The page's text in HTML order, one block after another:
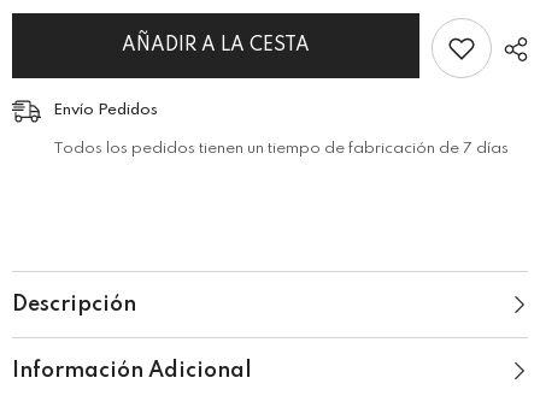
la
cantidad
de
producto
for
la
de
producto
AÑADIR A LA CESTA
Envío Pedidos
Todos los pedidos tienen un tiempo de fabricación de 7 días
Descripción
Información Adicional